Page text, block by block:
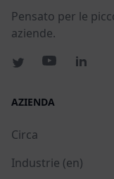
Pensato per le
aziende.
AZIENDA
Circa
Industrie (en)